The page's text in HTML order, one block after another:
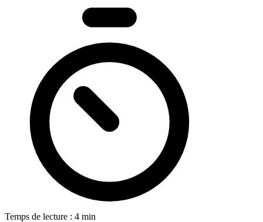
Temps de lecture : 4 min